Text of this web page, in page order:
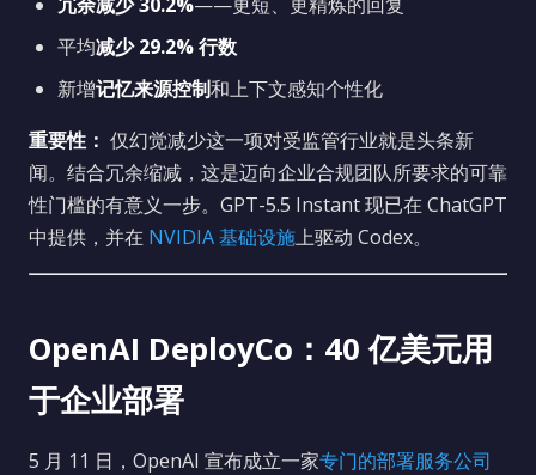
平均减少 29.2% 行数
新增记忆来源控制和上下文感知个性化
重要性： 仅幻觉减少这一项对受监管行业就是头条新
闻。结合冗余缩减，这是迈向企业合规团队所要求的可靠
性门槛的有意义一步。GPT-5.5 Instant 现已在 ChatGPT
中提供，并在 NVIDIA 基础设施上驱动 Codex。
OpenAI DeployCo：40 亿美元用
于企业部署
5 月 11 日，OpenAI 宣布成立一家专门的部署服务公司